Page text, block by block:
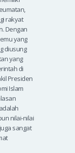
rakyat
Dengan
yang
diusung
yang
di
Presiden
Islam
nilai-nilai
sangat